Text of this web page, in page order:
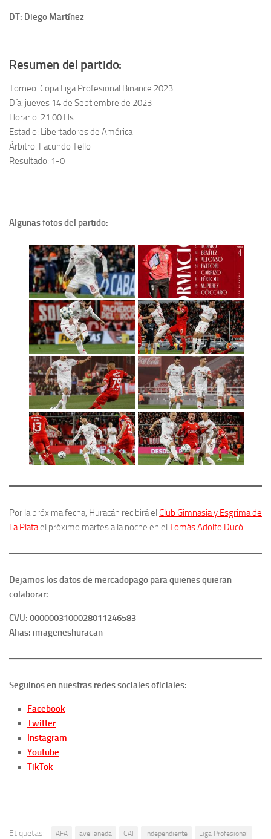
DT: Diego Martínez
Resumen del partido:
Torneo: Copa Liga Profesional Binance 2023
Día: jueves 14 de Septiembre de 2023
Horario: 21.00 Hs.
Estadio: Libertadores de América
Árbitro: Facundo Tello
Resultado: 1-0
Algunas fotos del partido:
Por la próxima fecha, Huracán recibirá el Club Gimnasia y Esgrima de
La Platael próximo martes a la noche en el Tomás Adolfo Ducó.
Dejamos los datos de mercadopago para quienes quieran
colaborar:
CVU: 0000003100028011246583
Alias: imageneshuracan
Seguinos en nuestras redes sociales oficiales:
Facebook
Twitter
Instagram
Youtube
TikTok
Etiquetas: AFA avellaneda CAI Independiente Liga Profesional